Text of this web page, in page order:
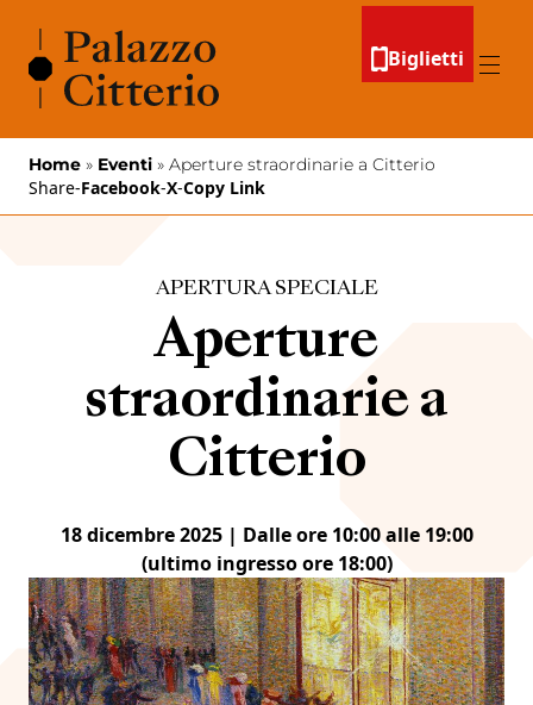
Biglietti
Menu
Home » Eventi » Aperture straordinarie a Citterio
Share-Facebook-X-Copy Link
APERTURA SPECIALE
Aperture
straordinarie a
Citterio
18 dicembre 2025 | Dalle ore 10:00 alle 19:00
(ultimo ingresso ore 18:00)